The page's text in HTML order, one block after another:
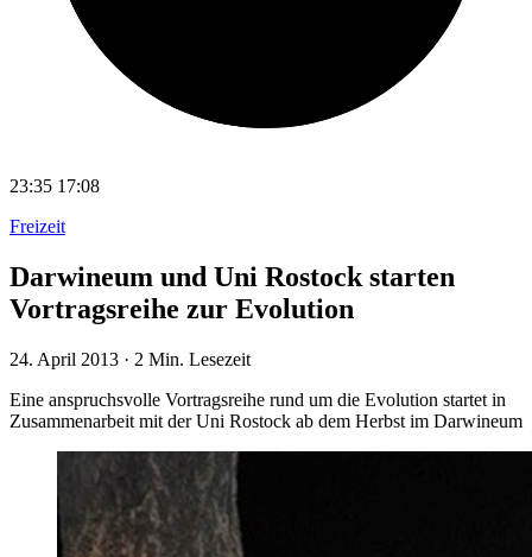
23:35 17:08
Freizeit
Darwineum und Uni Rostock starten
Vortragsreihe zur Evolution
24. April 2013 · 2 Min. Lesezeit
Eine anspruchsvolle Vortragsreihe rund um die Evolution startet in
Zusammenarbeit mit der Uni Rostock ab dem Herbst im Darwineum